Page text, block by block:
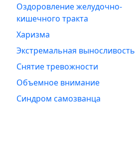
Оздоровление желудочно-
кишечного тракта
Харизма
Экстремальная выносливость
Снятие тревожности
Объемное внимание
Синдром самозванца